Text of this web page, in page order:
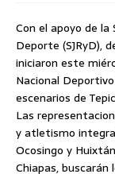
Con el apoyo de
Deporte (SJRyD),
iniciaron este
Nacional
escenarios de
Las
y atletismo
Ocosingo y
Chiapas,